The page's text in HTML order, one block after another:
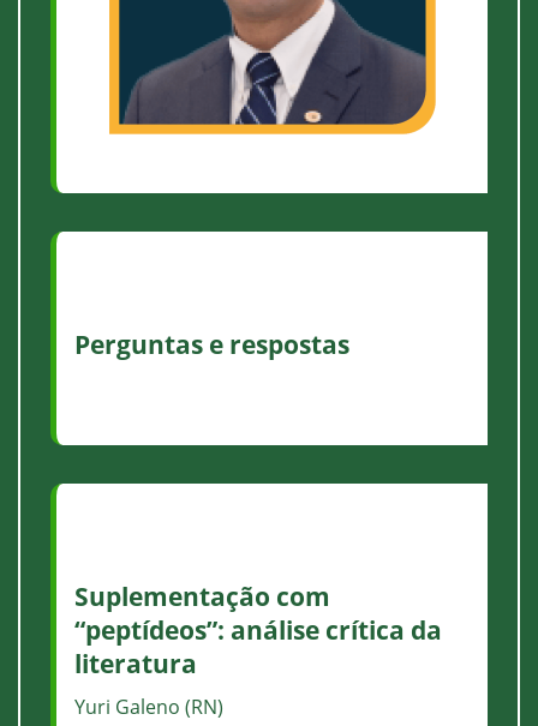
Perguntas e respostas
Suplementação com
“peptídeos”: análise crítica da
literatura
Yuri Galeno (RN)